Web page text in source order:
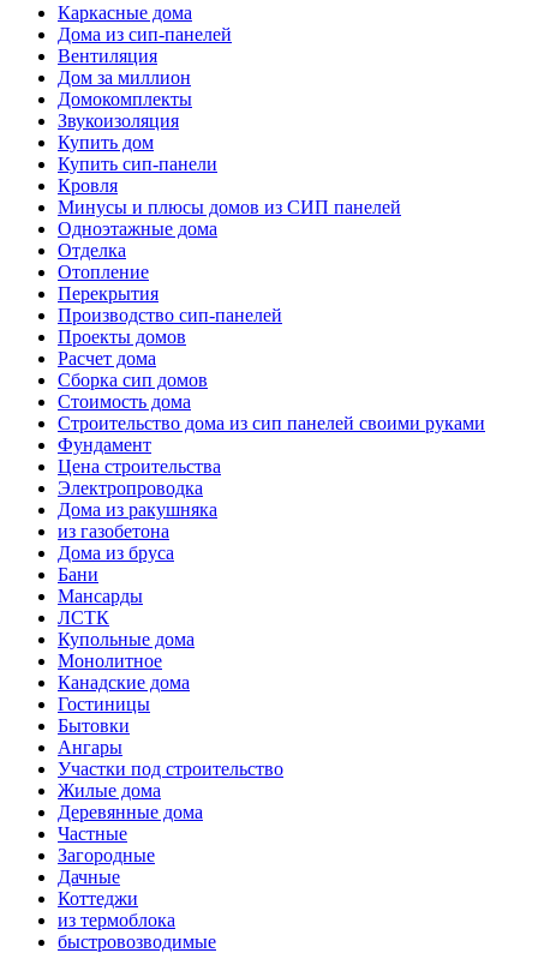
Каркасные дома
Дома из сип-панелей
Вентиляция
Дом за миллион
Домокомплекты
Звукоизоляция
Купить дом
Купить сип-панели
Кровля
Минусы и плюсы домов из СИП панелей
Одноэтажные дома
Отделка
Отопление
Перекрытия
Производство сип-панелей
Проекты домов
Расчет дома
Сборка сип домов
Стоимость дома
Строительство дома из сип панелей своими руками
Фундамент
Цена строительства
Электропроводка
Дома из ракушняка
из газобетона
Дома из бруса
Бани
Мансарды
ЛСТК
Купольные дома
Монолитное
Канадские дома
Гостиницы
Бытовки
Ангары
Участки под строительство
Жилые дома
Деревянные дома
Частные
Загородные
Дачные
Коттеджи
из термоблока
быстровозводимые